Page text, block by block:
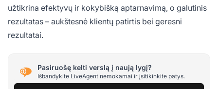
užtikrina efektyvų ir kokybišką aptarnavimą, o galutinis
rezultatas – aukštesnė klientų patirtis bei geresni
rezultatai.
Pasiruošę kelti verslą į naują lygį?
Išbandykite LiveAgent nemokamai ir įsitikinkite patys.